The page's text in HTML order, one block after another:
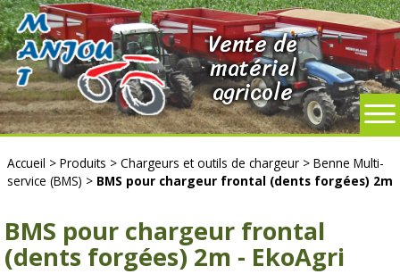
Vente de
matériel
agricole
Accueil >Produits >Chargeurs et outils de chargeur >Benne Multi-
service (BMS) > BMS pour chargeur frontal (dents forgées) 2m
BMS pour chargeur frontal
(dents forgées) 2m - EkoAgri